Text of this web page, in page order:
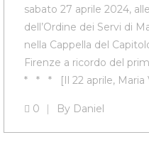
sabato 27 aprile 2024,
dell’Ordine dei Servi di
nella Cappella del
Firenze a ricordo del
* * * [Il 22 aprile, Maria
0 By Daniel